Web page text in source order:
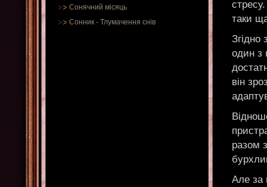
Сонячний місяць
Сонник - Тлумачення снів
таки
Згідно
один з
він
разом
Але за